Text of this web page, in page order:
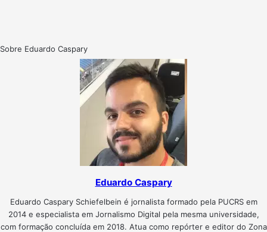
Sobre Eduardo Caspary
Eduardo Caspary
Eduardo Caspary Schiefelbein é jornalista formado pela PUCRS em
2014 e especialista em Jornalismo Digital pela mesma universidade,
com formação concluída em 2018. Atua como repórter e editor do Zona